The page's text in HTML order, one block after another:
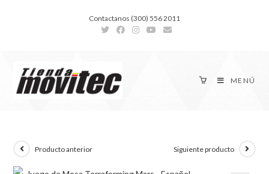
Contactanos (300) 556 2011
MENÚ
Producto anterior Siguiente producto